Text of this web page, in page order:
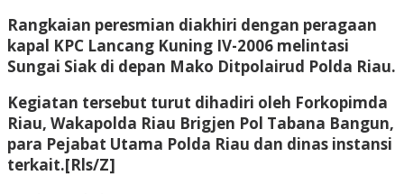
Rangkaian peresmian diakhiri dengan peragaan
kapal KPC Lancang Kuning IV-2006 melintasi
Sungai Siak di depan Mako Ditpolairud Polda Riau.
Kegiatan tersebut turut dihadiri oleh Forkopimda
Riau, Wakapolda Riau Brigjen Pol Tabana Bangun,
para Pejabat Utama Polda Riau dan dinas instansi
terkait.[Rls/Z]